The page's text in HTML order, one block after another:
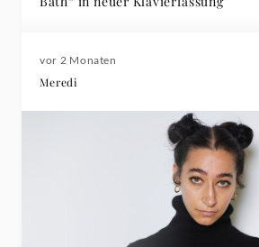
vor 2 Monaten
Meredi